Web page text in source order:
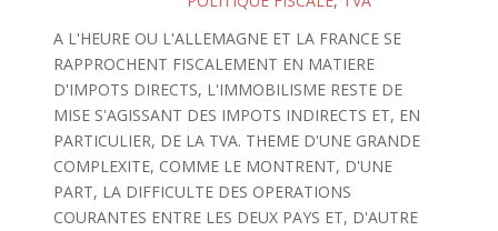
A L'HEURE OU L'ALLEMAGNE ET LA FRANCE SE
RAPPROCHENT FISCALEMENT EN MATIERE
D'IMPOTS DIRECTS, L'IMMOBILISME RESTE DE
MISE S'AGISSANT DES IMPOTS INDIRECTS ET, EN
PARTICULIER, DE LA TVA. THEME D'UNE GRANDE
COMPLEXITE, COMME LE MONTRENT, D'UNE
PART, LA DIFFICULTE DES OPERATIONS
COURANTES ENTRE LES DEUX PAYS ET, D'AUTRE